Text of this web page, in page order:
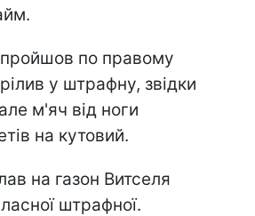
по правому
у штрафну, звідки
м'яч від ноги
на кутовий.
на газон Витселя
штрафної.